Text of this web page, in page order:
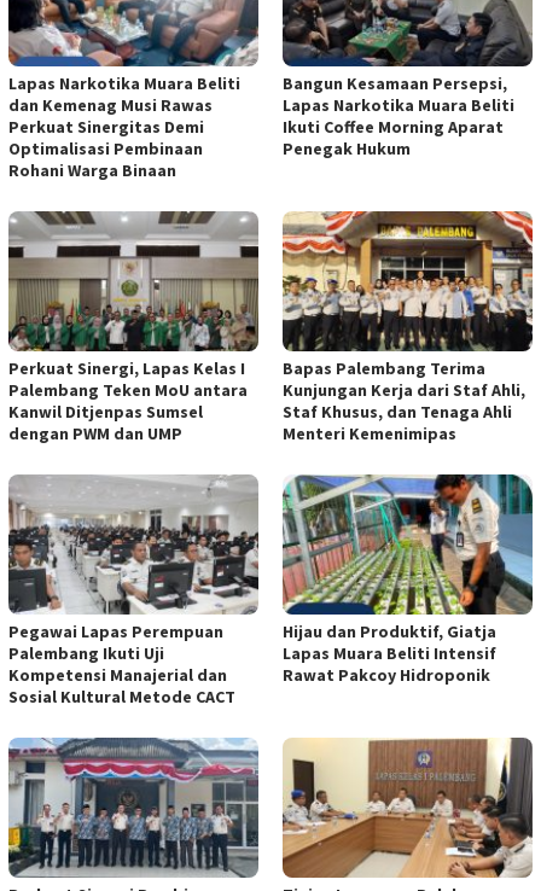
Lapas Narkotika Muara Beliti
dan Kemenag Musi Rawas
Perkuat Sinergitas Demi
Optimalisasi Pembinaan
Rohani Warga Binaan
Bangun Kesamaan Persepsi,
Lapas Narkotika Muara Beliti
Ikuti Coffee Morning Aparat
Penegak Hukum
Perkuat Sinergi, Lapas Kelas I
Palembang Teken MoU antara
Kanwil Ditjenpas Sumsel
dengan PWM dan UMP
Bapas Palembang Terima
Kunjungan Kerja dari Staf Ahli,
Staf Khusus, dan Tenaga Ahli
Menteri Kemenimipas
Pegawai Lapas Perempuan
Palembang Ikuti Uji
Kompetensi Manajerial dan
Sosial Kultural Metode CACT
Hijau dan Produktif, Giatja
Lapas Muara Beliti Intensif
Rawat Pakcoy Hidroponik